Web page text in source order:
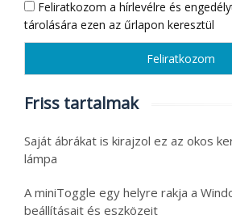
Feliratkozom a hírlevélre és
tárolására ezen az űrlapon keresztül
Friss tartalmak
Saját ábrákat is kirajzol ez az okos
lámpa
A miniToggle egy helyre rakja a
beállításait és eszközeit